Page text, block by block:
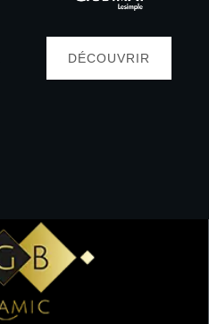
DÉCOUVRIR